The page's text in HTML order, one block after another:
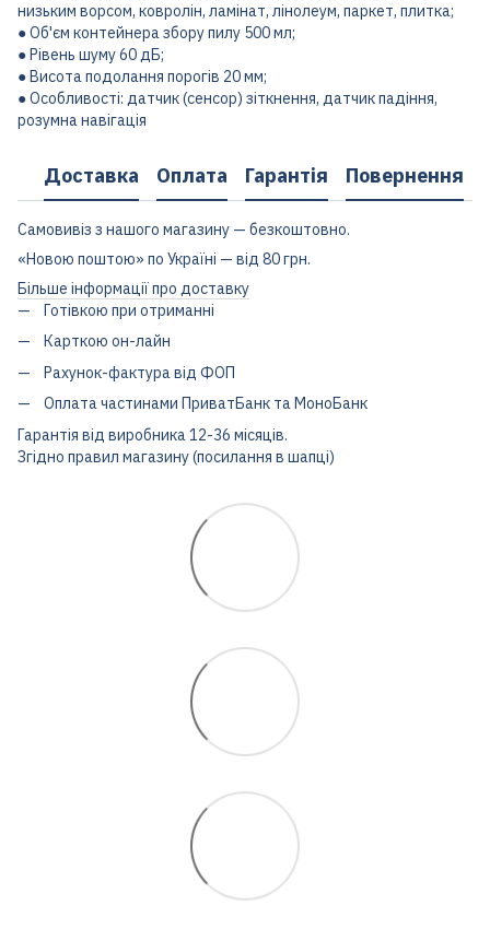
низьким ворсом, ковролін, ламінат, лінолеум, паркет, плитка;
● Об'єм контейнера збору пилу 500 мл;
● Рівень шуму 60 дБ;
● Висота подолання порогів 20 мм;
● Особливості: датчик (сенсор) зіткнення, датчик падіння,
розумна навігація
Доставка Оплата Гарантія Повернення
Самовивіз з нашого магазину — безкоштовно.
«Новою поштою» по Україні — від 80 грн.
Більше інформації про доставку
Готівкою при отриманні
Карткою он-лайн
Рахунок-фактура від ФОП
Оплата частинами ПриватБанк та МоноБанк
Гарантія від виробника 12-36 місяців.
Згідно правил магазину (посилання в шапці)